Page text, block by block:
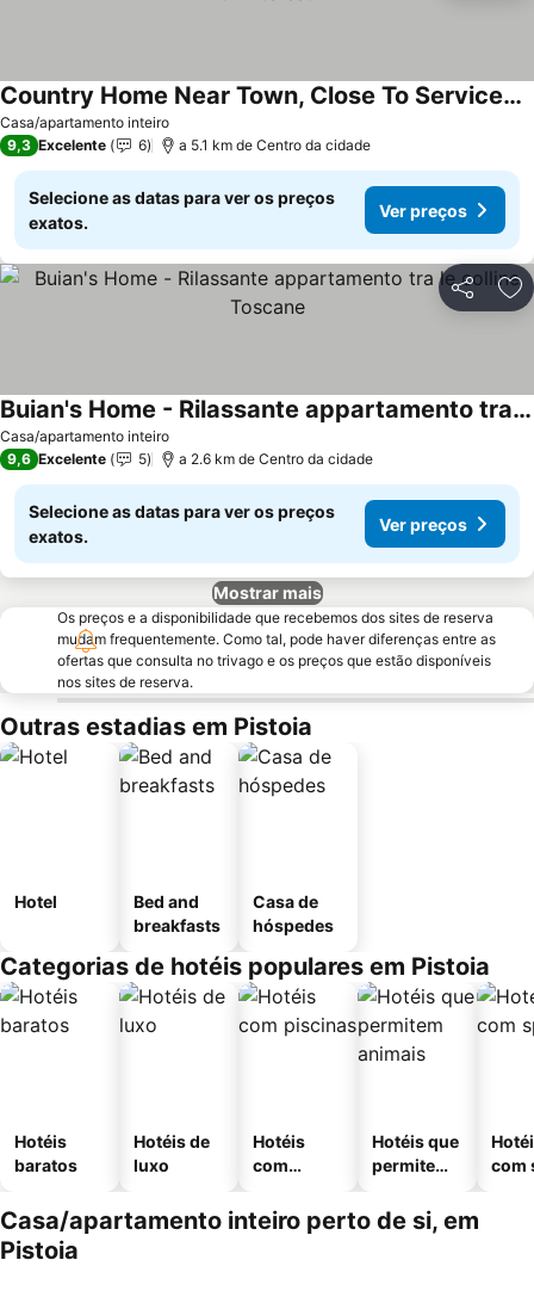
Casa/apartamento inteiro
Country Home Near Town, Close To Services And Places Of Interest!
Ver preços
9,3 Excelente 6 a 5.1 km de Centro da cidade
Selecione as datas para ver os preços
exatos.
Ver preços
Partilhar
Casa/apartamento inteiro
Buian's Home - Rilassante appartamento tra le colline Toscane
Ver preços
9,6 Excelente 5 a 2.6 km de Centro da cidade
Selecione as datas para ver os preços
exatos.
Ver preços
Mostrar mais
Os preços e a disponibilidade que recebemos dos sites de reserva
mudam frequentemente. Como tal, pode haver diferenças entre as
ofertas que consulta no trivago e os preços que estão disponíveis
nos sites de reserva.
Outras estadias em Pistoia
Hotel
Bed and
breakfasts
Casa de
hóspedes
Categorias de hotéis populares em Pistoia
Hotéis
baratos
Hotéis de
luxo
Hotéis
com
Hotéis que
permitem
com
Casa/apartamento inteiro perto de si, em
Pistoia